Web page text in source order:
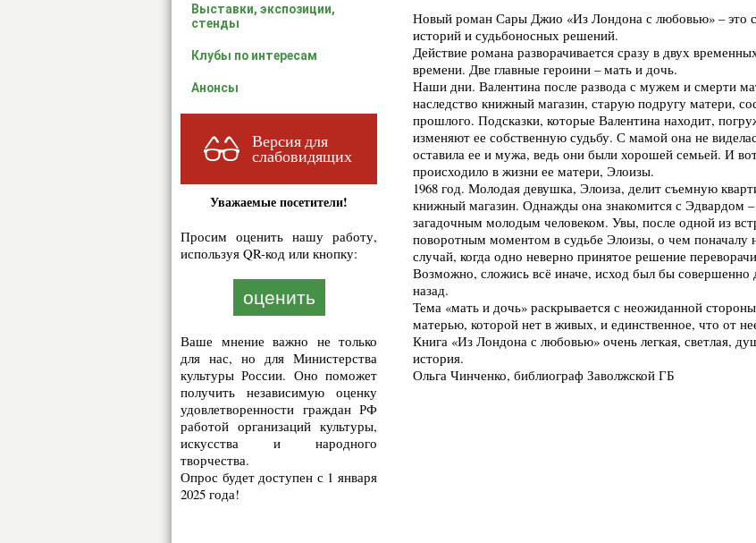
Выставки, экспозиции,
стенды
Клубы по интересам
Анонсы
Версия для
слабовидящих
Уважаемые посетители!
Просим оценить нашу работу,
используя QR-код или кнопку:
оценить
Ваше мнение важно не только
для нас, но для Министерства
культуры России. Оно поможет
получить независимую оценку
удовлетворенности граждан РФ
работой организаций культуры,
искусства и народного
творчества.
Опрос будет доступен с 1 января
2025 года!
Новый роман Сары Джио «Из Лондона с любовью» – это
историй и судьбоносных решений.
Действие романа разворачивается сразу в двух
времени. Две главные героини – мать и дочь.
Наши дни. Валентина после развода с мужем и смерти
наследство книжный магазин, старую подругу матери,
прошлого. Подсказки, которые Валентина находит,
изменяют ее собственную судьбу. С мамой она не
оставила ее и мужа, ведь они были хорошей семьей. И
происходило в жизни ее матери, Элоизы.
1968 год. Молодая девушка, Элоиза, делит съемную
книжный магазин. Однажды она знакомится с Эдвардом
загадочным молодым человеком. Увы, после одной из
поворотным моментом в судьбе Элоизы, о чем поначалу
случай, когда одно неверно принятое решение
Возможно, сложись всё иначе, исход был бы
назад.
Тема «мать и дочь» раскрывается с неожиданной
матерью, которой нет в живых, и единственное, что от
Книга «Из Лондона с любовью» очень легкая, светлая,
история.
Ольга Чинченко, библиограф Заволжской ГБ